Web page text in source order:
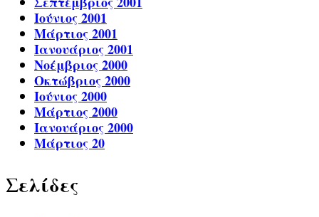
Ιούνιος 2001
Μάρτιος 2001
Ιανουάριος 2001
Νοέμβριος 2000
Οκτώβριος 2000
Ιούνιος 2000
Μάρτιος 2000
Ιανουάριος 2000
Μάρτιος 20
Σελίδες